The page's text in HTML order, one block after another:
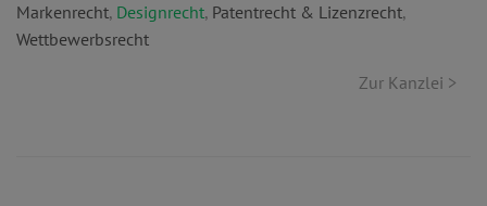
Markenrecht, Designrecht, Patentrecht & Lizenzrecht,
Wettbewerbsrecht
Zur Kanzlei >